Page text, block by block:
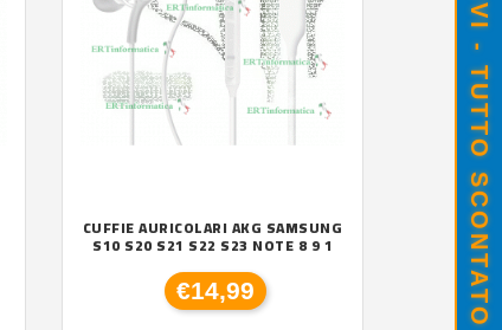
CUFFIE AURICOLARI AKG SAMSUNG
S10 S20 S21 S22 S23 NOTE 8 9 1
€14,99